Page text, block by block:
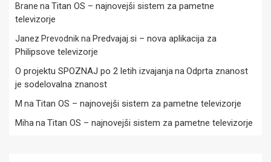
Brane na Titan OS – najnovejši sistem za pametne
televizorje
Janez Prevodnikna Predvajaj.si – nova aplikacija za
Philipsove televizorje
O projektu SPOZNAJ po 2 letih izvajanjana Odprta znanost
je sodelovalna znanost
M na Titan OS – najnovejši sistem za pametne televizorje
Miha na Titan OS – najnovejši sistem za pametne televizorje